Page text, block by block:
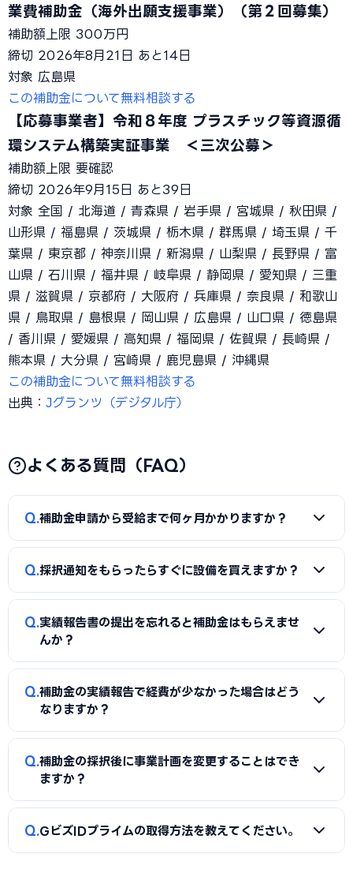
業費補助金（海外出願支援事業）（第２回募集）
補助額上限 300万円
締切 2026年8月21日
あと14日
対象 広島県
この補助金について無料相談する
【応募事業者】令和８年度 プラスチック等資源循
環システム構築実証事業 ＜三次公募＞
補助額上限 要確認
締切 2026年9月15日
あと39日
対象 全国 / 北海道 / 青森県 / 岩手県 / 宮城県 / 秋田県 /
山形県 / 福島県 / 茨城県 / 栃木県 / 群馬県 / 埼玉県 / 千
葉県 / 東京都 / 神奈川県 / 新潟県 / 山梨県 / 長野県 / 富
山県 / 石川県 / 福井県 / 岐阜県 / 静岡県 / 愛知県 / 三重
県 / 滋賀県 / 京都府 / 大阪府 / 兵庫県 / 奈良県 / 和歌山
県 / 鳥取県 / 島根県 / 岡山県 / 広島県 / 山口県 / 徳島県
/ 香川県 / 愛媛県 / 高知県 / 福岡県 / 佐賀県 / 長崎県 /
熊本県 / 大分県 / 宮崎県 / 鹿児島県 / 沖縄県
この補助金について無料相談する
出典： Jグランツ（デジタル庁）
よくある質問（FAQ）
Q 補助金申請から受給まで何ヶ月かかりますか？
A
申請から補助金受給まで、早くても8〜12ヶ月、長い場合
仕組みのため、事業を自己資金で先行実施する必要がありま
す。資金計画を立てる際にこのタイムラグを考慮してくださ
い。
Q 採択通知をもらったらすぐに設備を買えますか？
A
いいえ。採択通知後、「交付申請」を行い「交付決定通
知」を受けてから初めて設備購入・経費支払いができます。
補助対象外になります。
Q 実績報告書の提出を忘れると補助金はもらえませ
んか？
A
実績報告書を期限内に提出しない場合、補助金が受給でき
なくなります。実績報告書の提出期限は厳守が必要です。申請
合は、採択後も支援を継続してもらうことを推奨します。
Q 補助金の実績報告で経費が少なかった場合はどう
なりますか？
A
補助対象経費が当初申請より少なかった場合、補助金額
が比例して減額されます。予定した事業が実施できなかった場
は速やかに認定支援機関・事務局に相談してください。
Q 補助金の採択後に事業計画を変更することはでき
ますか？
A
軽微な変更は認められる場合がありますが、事業内容・設
Q GビズIDプライムの取得方法を教えてください。